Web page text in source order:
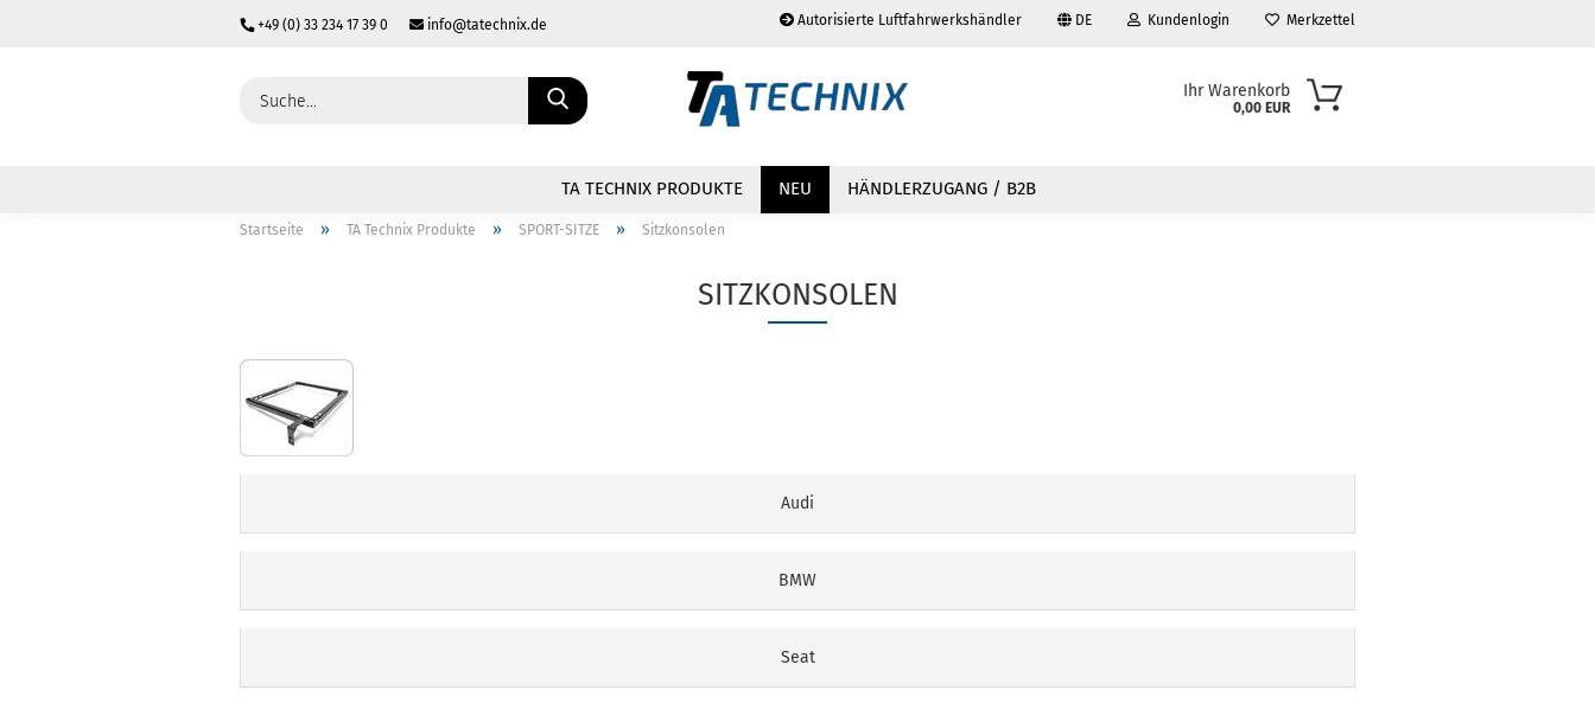
+49 (0) 33 234 17 39 0 info@tatechnix.de Autorisierte Luftfahrwerkshändler DE
Sprache auswählen
Kundenlogin Merkzettel
Ihr Warenkorb
0,00 EUR
TA TECHNIX PRODUKTE NEU HÄNDLERZUGANG / B2B
Startseite » TA Technix Produkte » SPORT-SITZE » Sitzkonsolen
SITZKONSOLEN
Audi
BMW
Seat